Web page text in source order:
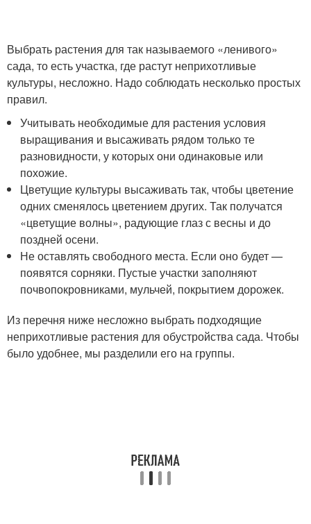
Выбрать растения для так называемого «ленивого»
сада, то есть участка, где растут неприхотливые
культуры, несложно. Надо соблюдать несколько простых
правил.
Учитывать необходимые для растения условия
выращивания и высаживать рядом только те
разновидности, у которых они одинаковые или
похожие.
Цветущие культуры высаживать так, чтобы цветение
одних сменялось цветением других. Так получатся
«цветущие волны», радующие глаз с весны и до
поздней осени.
Не оставлять свободного места. Если оно будет —
появятся сорняки. Пустые участки заполняют
почвопокровниками, мульчей, покрытием дорожек.
Из перечня ниже несложно выбрать подходящие
неприхотливые растения для обустройства сада. Чтобы
было удобнее, мы разделили его на группы.